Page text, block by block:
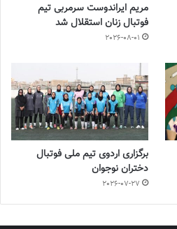
مریم ایراندوست سرمربی تیم
فوتبال زنان استقلال شد
2026-08-01
برگزاری اردوی تیم ملی فوتبال
دختران نوجوان
2026-07-27